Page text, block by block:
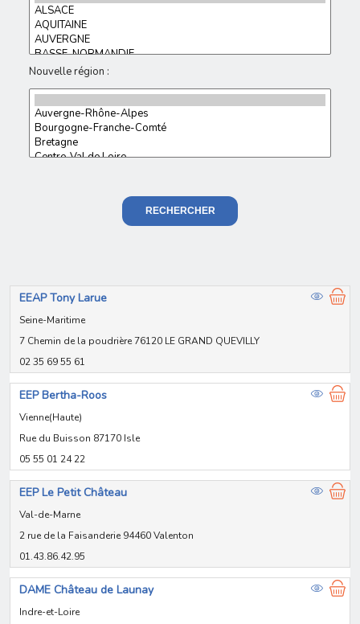
Nouvelle région :
RECHERCHER
EEAP Tony Larue
Seine-Maritime
7 Chemin de la poudrière 76120 LE GRAND QUEVILLY
02 35 69 55 61
EEP Bertha-Roos
Vienne(Haute)
Rue du Buisson 87170 Isle
05 55 01 24 22
EEP Le Petit Château
Val-de-Marne
2 rue de la Faisanderie 94460 Valenton
01.43.86.42.95
DAME Château de Launay
Indre-et-Loire